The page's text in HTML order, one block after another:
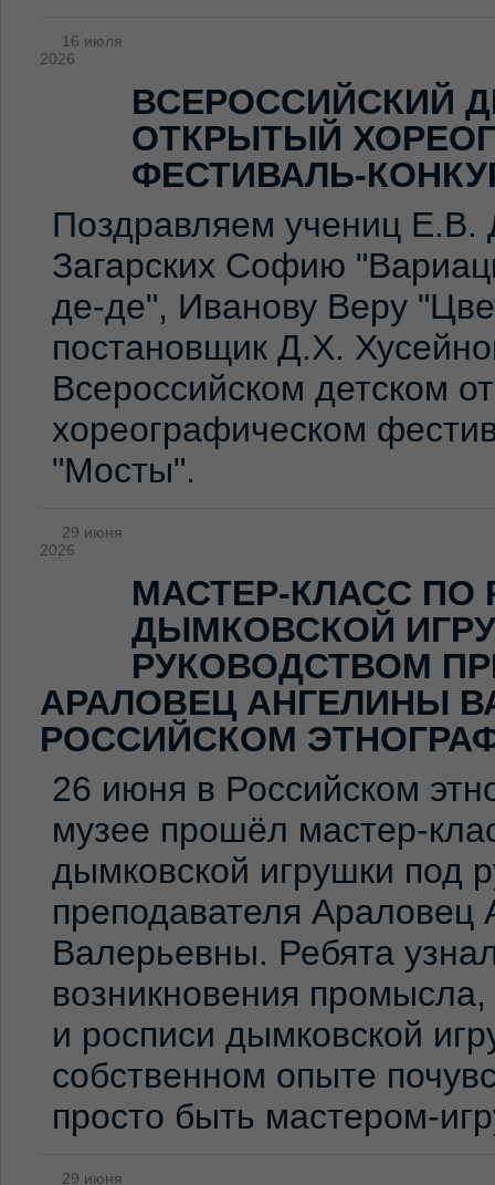
16 июля
2026
ВСЕРОССИЙСКИЙ
ОТКРЫТЫЙ
ФЕСТИВАЛЬ-
Поздравляем учениц Е.В.
Загарских Софию
де-де", Иванову Веру
постановщик Д.Х.
Всероссийском детском
хореографическом
"Мосты".
29 июня
2026
МАСТЕР-КЛАСС ПО
ДЫМКОВСКОЙ
РУКОВОДСТВОМ
АРАЛОВЕЦ АНГЕЛИНЫ
РОССИЙСКОМ
26 июня в Российском
музее прошёл мастер-
дымковской игрушки под
преподавателя Араловец
Валерьевны. Ребята
возникновения
и росписи дымковской
собственном опыте
просто быть мастером-
29 июня